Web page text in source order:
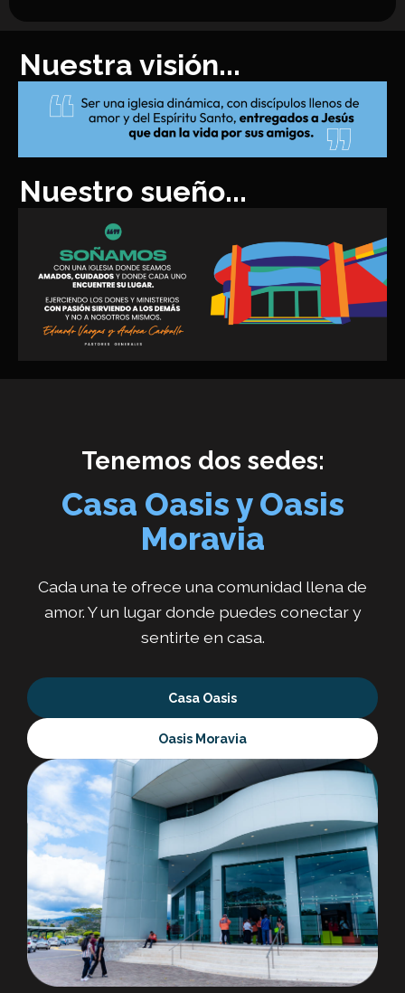
Nuestra visión...
Nuestro sueño...
Tenemos dos sedes:
Casa Oasis y Oasis
Moravia
Cada una te ofrece una comunidad llena de
amor. Y un lugar donde puedes conectar y
sentirte en casa.
Casa Oasis
Oasis Moravia